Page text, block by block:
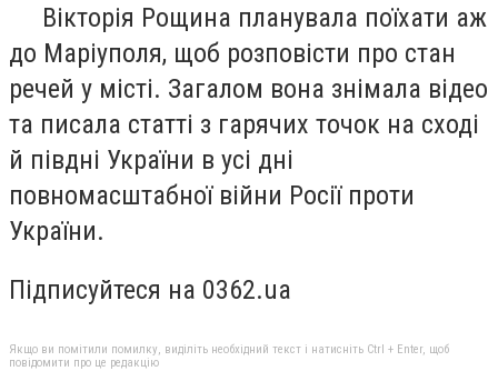
Вікторія Рощина планувала поїхати аж
до Маріуполя, щоб розповісти про стан
речей у місті. Загалом вона знімала відео
та писала статті з гарячих точок на сході
й півдні України в усі дні
повномасштабної війни Росії проти
України.
Підписуйтеся на 0362.ua
Якщо ви помітили помилку, виділіть необхідний текст і натисніть Ctrl + Enter, щоб
повідомити про це редакцію